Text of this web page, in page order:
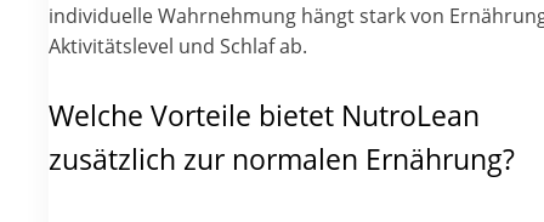
individuelle Wahrnehmung hängt stark von
Aktivitätslevel und Schlaf ab.
Welche Vorteile bietet NutroLean
zusätzlich zur normalen Ernährung?